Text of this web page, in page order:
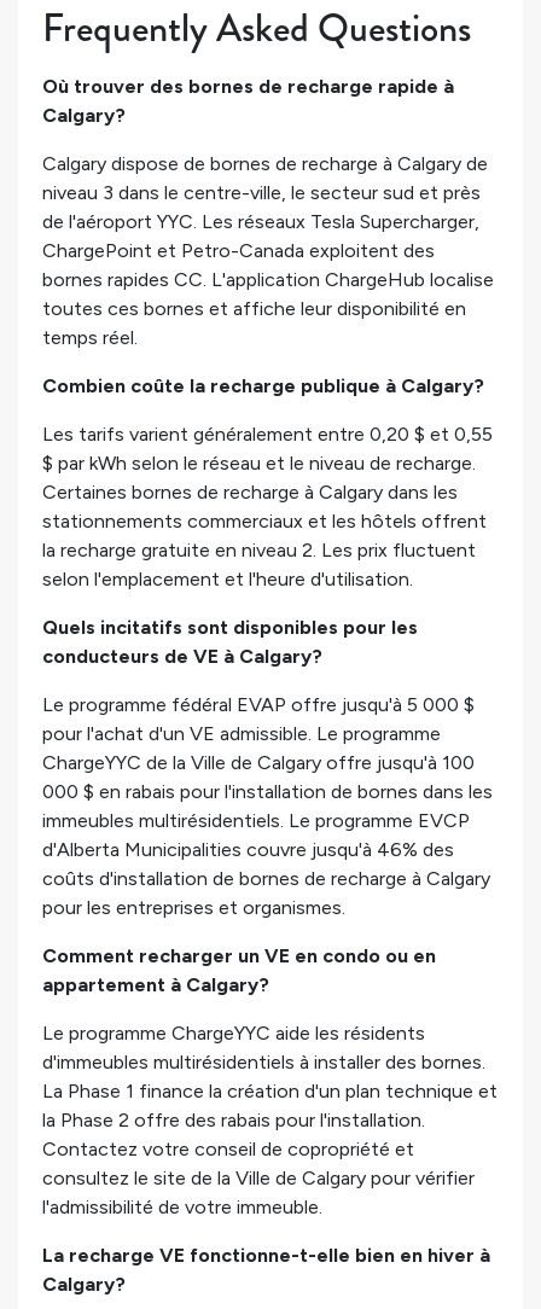
Frequently Asked Questions
Où trouver des bornes de recharge rapide à
Calgary?
Calgary dispose de bornes de recharge à Calgary de
niveau 3 dans le centre-ville, le secteur sud et près
de l'aéroport YYC. Les réseaux Tesla Supercharger,
ChargePoint et Petro-Canada exploitent des
bornes rapides CC. L'application ChargeHub localise
toutes ces bornes et affiche leur disponibilité en
temps réel.
Combien coûte la recharge publique à Calgary?
Les tarifs varient généralement entre 0,20 $ et 0,55
$ par kWh selon le réseau et le niveau de recharge.
Certaines bornes de recharge à Calgary dans les
stationnements commerciaux et les hôtels offrent
la recharge gratuite en niveau 2. Les prix fluctuent
selon l'emplacement et l'heure d'utilisation.
Quels incitatifs sont disponibles pour les
conducteurs de VE à Calgary?
Le programme fédéral EVAP offre jusqu'à 5 000 $
pour l'achat d'un VE admissible. Le programme
ChargeYYC de la Ville de Calgary offre jusqu'à 100
000 $ en rabais pour l'installation de bornes dans les
immeubles multirésidentiels. Le programme EVCP
d'Alberta Municipalities couvre jusqu'à 46% des
coûts d'installation de bornes de recharge à Calgary
pour les entreprises et organismes.
Comment recharger un VE en condo ou en
appartement à Calgary?
Le programme ChargeYYC aide les résidents
d'immeubles multirésidentiels à installer des bornes.
La Phase 1 finance la création d'un plan technique et
la Phase 2 offre des rabais pour l'installation.
Contactez votre conseil de copropriété et
consultez le site de la Ville de Calgary pour vérifier
l'admissibilité de votre immeuble.
La recharge VE fonctionne-t-elle bien en hiver à
Calgary?